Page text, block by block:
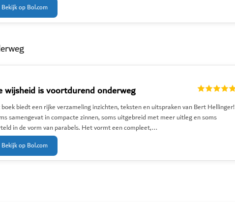
Bekijk op Bol.com
wijsheid is voortdurend onderweg
biedt een rijke verzameling inzichten, teksten en uitspraken van Bert Hellinger!
samengevat in compacte zinnen, soms uitgebreid met meer uitleg en soms
in de vorm van parabels. Het vormt een compleet,...
Bekijk op Bol.com